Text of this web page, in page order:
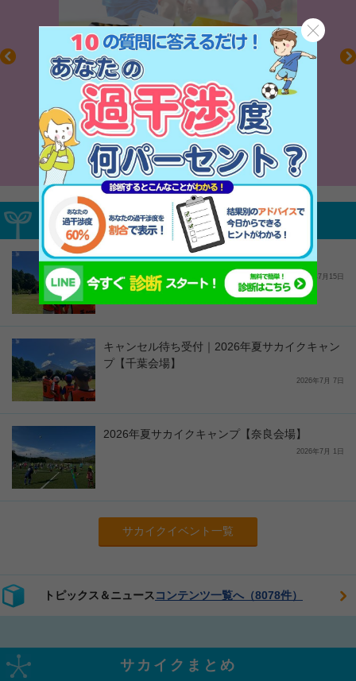
毎日の食事＋α
キレキレ
募集中サカイクイベント
2026年夏サカイクキャンプ【富士会場】
2026年7月15日
キャンセル待ち受付｜2026年夏サカイクキャン
プ【千葉会場】
2026年7月 7日
2026年夏サカイクキャンプ【奈良会場】
2026年7月 1日
サカイクイベント一覧
トピックス＆ニュース コンテンツ一覧へ（8078件）
サカイクまとめ